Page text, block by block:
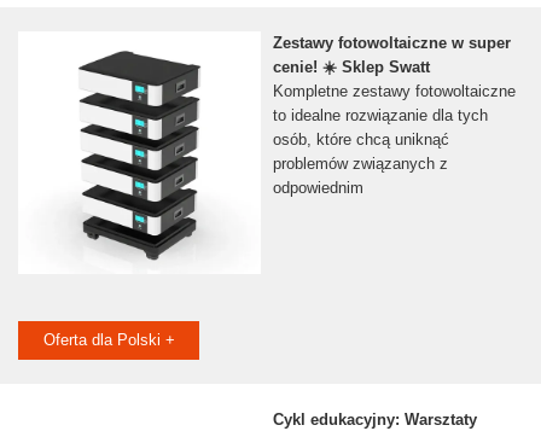
Zestawy fotowoltaiczne w super
cenie! ☀️ Sklep Swatt
Kompletne zestawy fotowoltaiczne
to idealne rozwiązanie dla tych
osób, które chcą uniknąć
problemów związanych z
odpowiednim
Oferta dla Polski +
Cykl edukacyjny: Warsztaty